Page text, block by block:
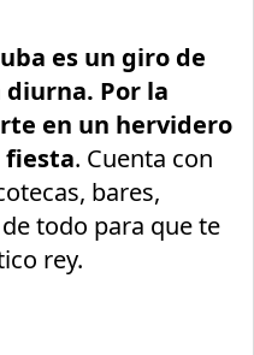
es un giro de
diurna. Por la
en un hervidero
fiesta. Cuenta con
bares,
todo para que te
rey.